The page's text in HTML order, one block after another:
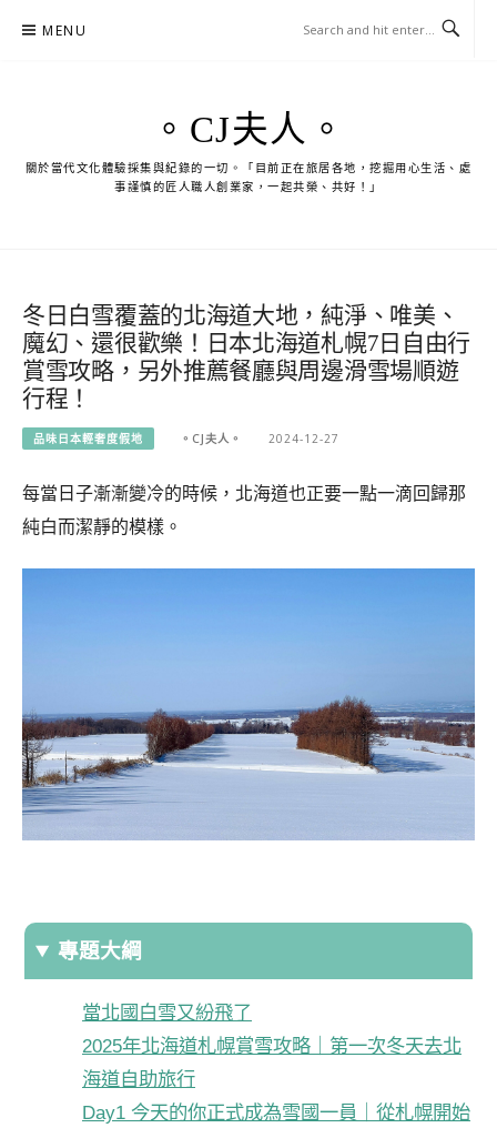
MENU
。CJ夫人。
關於當代文化體驗採集與紀錄的一切。「目前正在旅居各地，挖掘用心生活、處
事謹慎的匠人職人創業家，一起共榮、共好！」
冬日白雪覆蓋的北海道大地，純淨、唯美、
魔幻、還很歡樂！日本北海道札幌7日自由行
賞雪攻略，另外推薦餐廳與周邊滑雪場順遊
行程！
品味日本輕奢度假地 。CJ夫人。 2024-12-27
每當日子漸漸變冷的時候，北海道也正要一點一滴回歸那
純白而潔靜的模樣。
專題大綱
當北國白雪又紛飛了
2025年北海道札幌賞雪攻略｜第一次冬天去北
海道自助旅行
Day1 今天的你正式成為雪國一員｜從札幌開始